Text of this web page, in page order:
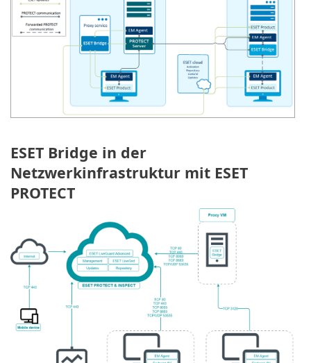
ESET Bridge in der
Netzwerkinfrastruktur mit ESET
PROTECT